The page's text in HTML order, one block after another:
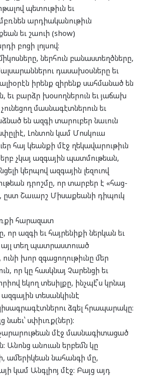
պետութիւն եւ
արդիականութիւն
եւ շաուի (show)
բոցի լոյսով:
ներհուն բանաստեղծները,
դասախօսները եւ
իրենք զիրենք սահմանած են
եւ բարձր խօսողներուն եւ յաճախ
մասնագէտներուն եւ
են ազգի տարուբեր նաւուն
Լոնտոն կամ Մոսկուա
հայ կեանքի մէջ ղեկավարութիւն
չկայ ազգային պատմութեան,
կերպով ազգային լեզուով
դրոշմը, որ տարբեր է «հաց-
ըստ Շաւարշ Միսաքեանի դիպուկ
հարազատ
որ ազգի եւ հայրենիքի ներկան եւ
տեղ պատրաստուած
խոր զգացողութիւնը մեր
որ կը հասկնայ Չարենցի եւ
եկող տեսիլքը, ինչպէ՞ս կրնայ
ազգային տեսանկիւնէ
ձգել հրապարակը:
նաեւ՝ սփիւռք(ներ):
մէջ մասնագիտացած
Անոնց անուան երբեմն կը
ամերիկեան նահանգի մը,
կամ Անգլիոյ մէջ: Բայց այդ